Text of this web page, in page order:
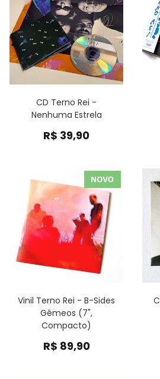
CD Terno Rei -
Nenhuma Estrela
R$ 39,90
Vinil Terno Rei - B-Sides
Gêmeos (7",
Compacto)
R$ 89,90